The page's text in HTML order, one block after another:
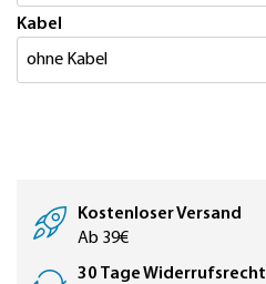
Kabel
Kostenloser Versand
Ab 39€
30 Tage Widerrufsrecht